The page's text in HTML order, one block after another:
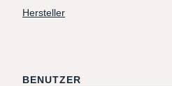
Hersteller
BENUTZER